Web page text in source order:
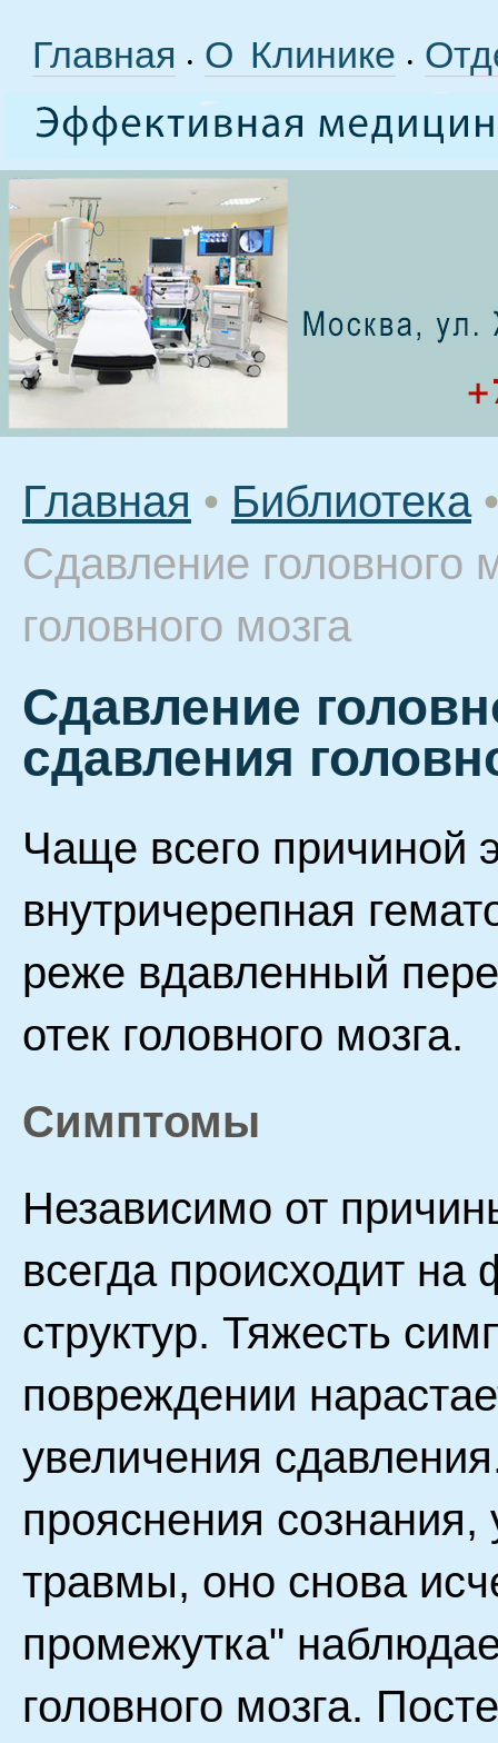
Главная • О Клинике •
Главная • Библиотека •
Сдавление головного
головного мозга
Сдавление
сдавления
Чаще всего причиной
внутричерепная
реже вдавленный
отек головного мозга.
Симптомы
Независимо от
всегда происходит
структур. Тяжесть
повреждении
увеличения
прояснения
травмы, оно снова
промежутка"
головного мозга.